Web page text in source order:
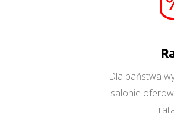
Dla państwa
salonie